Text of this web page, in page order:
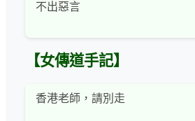
不出惡言
【女傳道手記】
香港老師，請別走